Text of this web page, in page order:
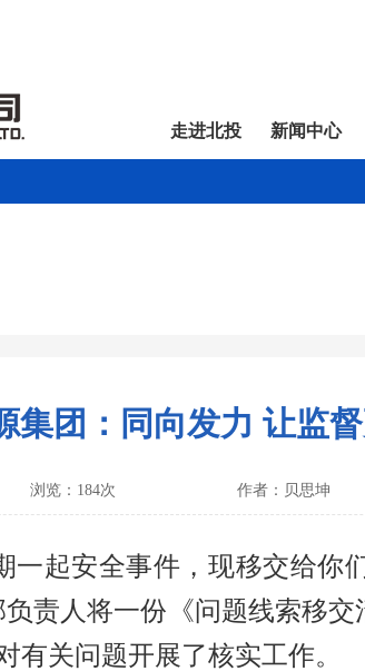
走进北投 新闻中心
集团：同向发力 让监
浏览：184次 作者：贝思坤
一起安全事件，现移交给你
责人将一份《问题线索移
关问题开展了核实工作。